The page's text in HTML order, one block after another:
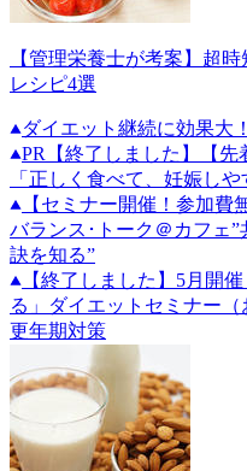
【管理栄養士が考案】超
レシピ4選
ダイエット継続に効果大
PR
【終了しました】【
「正しく食べて、妊娠し
【セミナー開催！参加費
バランス･トーク＠カフェ
訣を知る”
【終了しました】5月開
る」ダイエットセミナー（
更年期対策